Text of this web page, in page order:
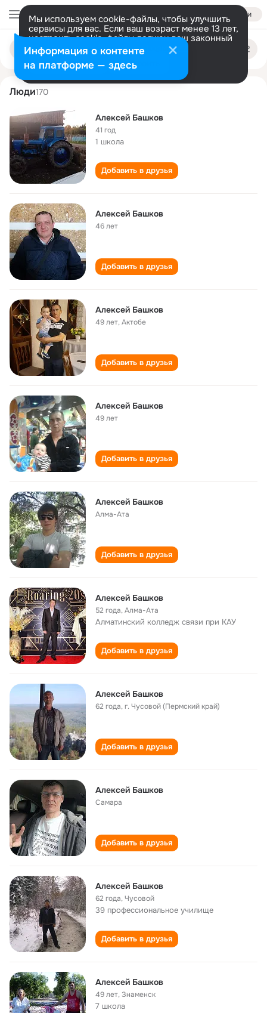
Войти
Мы используем cookie-файлы, чтобы улучшить
сервисы для вас. Если ваш возраст менее 13 лет,
настроить cookie-файлы должен ваш законный
представитель. Больше информации
Разрешить все Настроить
Поиск
людям
aleksey bashkov
Люди170
Алексей Башков
41 год
1 школа
Добавить в друзья
Алексей Башков
46 лет
Добавить в друзья
Алексей Башков
49 лет,Актобе
Добавить в друзья
Алексей Башков
49 лет
Добавить в друзья
Алексей Башков
Алма-Ата
Добавить в друзья
Алексей Башков
52 года,Алма-Ата
Алматинский колледж связи при КАУ
Добавить в друзья
Алексей Башков
62 года,г. Чусовой (Пермский край)
Добавить в друзья
Алексей Башков
Самара
Добавить в друзья
Алексей Башков
62 года,Чусовой
39 профессиональное училище
Добавить в друзья
Алексей Башков
49 лет,Знаменск
7 школа
Информация о контенте
на платформе — здесь